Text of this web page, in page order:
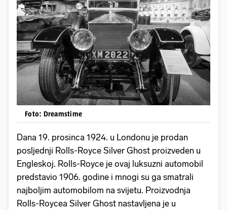
Foto: Dreamstime
Dana 19. prosinca 1924. u Londonu je prodan
posljednji Rolls-Royce Silver Ghost proizveden u
Engleskoj. Rolls-Royce je ovaj luksuzni automobil
predstavio 1906. godine i mnogi su ga smatrali
najboljim automobilom na svijetu. Proizvodnja
Rolls-Roycea Silver Ghost nastavljena je u